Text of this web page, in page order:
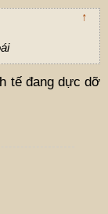
↑
tế đang dực dỡ